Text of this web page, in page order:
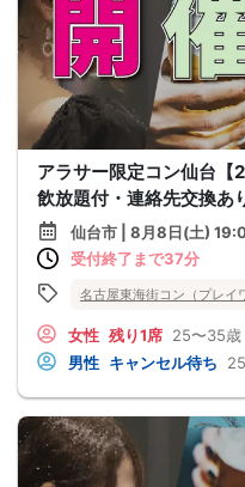
アラサー限定コン仙台
飲放題付・連絡先交換あ
仙台市 | 8月8日(土)
受付終了まで37分
名古屋東海街コン（プレイ
女性 残り1席 25〜35歳
男性 キャンセル待ち